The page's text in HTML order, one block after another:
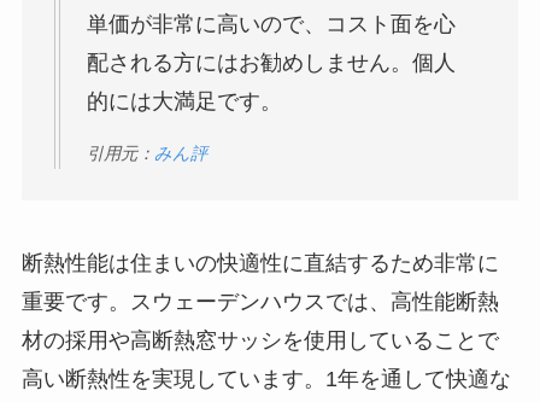
単価が非常に高いので、コスト面を心
配される方にはお勧めしません。個人
的には大満足です。
引用元： みん評
断熱性能は住まいの快適性に直結するため非常に
重要です。スウェーデンハウスでは、高性能断熱
材の採用や高断熱窓サッシを使用していることで
高い断熱性を実現しています。1年を通して快適な